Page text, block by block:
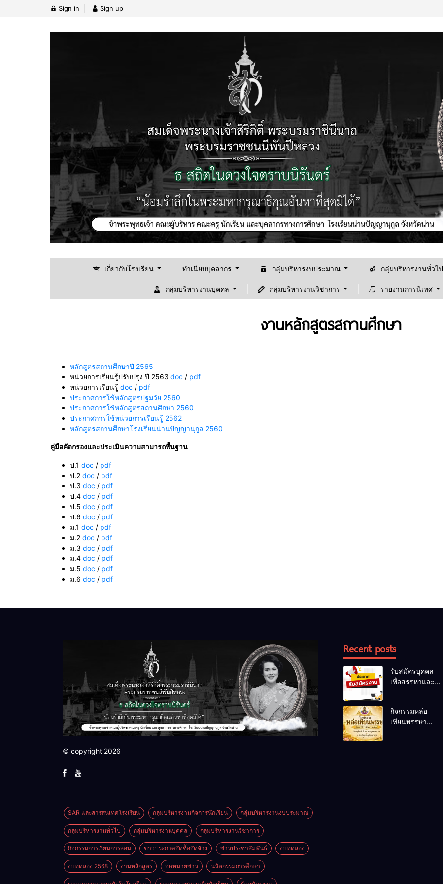
Sign in Sign up
เกี่ยวกับโรงเรียน ทำเนียบบุคลากร กลุ่มบริหารงบประมาณ กลุ่มบริหารงานทั่วไป
กลุ่มบริหารงานบุคคล กลุ่มบริหารงานวิชาการ รายงานการนิเทศ
งานหลักสูตรสถานศึกษา
หลักสูตรสถานศึกษาปี 2565
หน่วยการเรียนรู้ปรับปรุง ปี 2563 doc / pdf
หน่วยการเรียนรู้ doc / pdf
ประกาศการใช้หลักสูตรปฐมวัย 2560
ประกาศการใช้หลักสูตรสถานศึกษา 2560
ประกาศการใช้หน่วยการเรียนรู้ 2562
หลักสูตรสถานศึกษาโรงเรียนน่านปัญญานุกูล 2560
คู่มือคัดกรองและประเมินความสามารถพื้นฐาน
ป.1 doc / pdf
ป.2 doc / pdf
ป.3 doc / pdf
ป.4 doc / pdf
ป.5 doc / pdf
ป.6 doc / pdf
ม.1 doc / pdf
ม.2 doc / pdf
ม.3 doc / pdf
ม.4 doc / pdf
ม.5 doc / pdf
ม.6 doc / pdf
© copyright 2026
Recent posts
รับสมัครบุคคล
เพื่อสรรหาและ
ทั่วไป
กิจกรรมหล่อ
เทียนพรรษา
SAR และสารสนเทศโรงเรียน กลุ่มบริหารงานกิจการนักเรียน กลุ่มบริหารงานงบประมาณ
กลุ่มบริหารงานทั่วไป กลุ่มบริหารงานบุคคล กลุ่มบริหารงานวิชาการ
กิจกรรมการเรียนการสอน ข่าวประกาศจัดซื้อจัดจ้าง ข่าวประชาสัมพันธ์ งบทดลอง
งบทดลอง 2568 งานหลักสูตร จดหมายข่าว นวัตกรรมการศึกษา